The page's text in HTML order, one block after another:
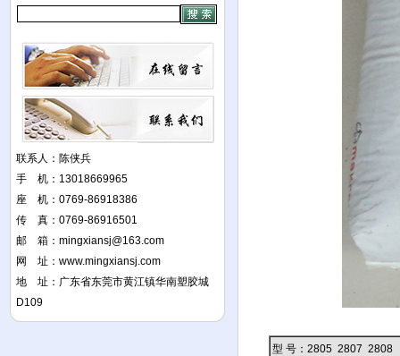
联系人：陈侠兵
手 机：13018669965
座 机：0769-86918386
传 真：0769-86916501
邮 箱： mingxiansj@163.com
网 址： www.mingxiansj.com
地 址：广东省东莞市黄江镇华南塑胶城
D109
型 号：2805 2807 2808